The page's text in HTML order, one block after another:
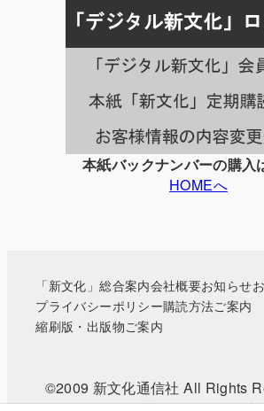
事
覧
本紙バックナンバーの購入
HOMEへ
「新文化」総合案内会社概要お知らせ
プライバシーポリシー購読方法ご案内
縮刷版・出版物ご案内
©2009 新文化通信社 All Rights